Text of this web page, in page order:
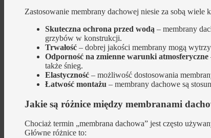
Zastosowanie membrany dachowej niesie za sobą wiele
Skuteczna ochrona przed wodą – membrany
grzybów w konstrukcji.
Trwałość – dobrej jakości membrany mogą
Odporność na zmienne warunki atmosferyczne
także śnieg.
Elastyczność – możliwość dostosowania
Łatwość montażu – membrany dachowe są
Jakie są różnice między membranami
Chociaż termin „membrana dachowa” jest często
Główne różnice to: